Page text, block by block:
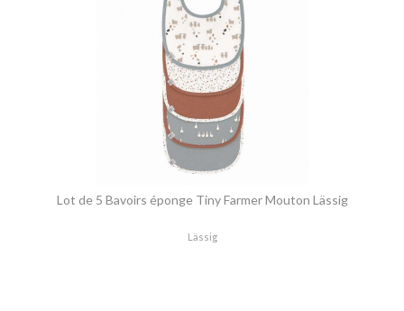
Publié le 13/01/2024 à 17:58(Date de commande : 02/12/2023)
Lot de 5 Bavoirs éponge Tiny Farmer Mouton Lässig
Lässig